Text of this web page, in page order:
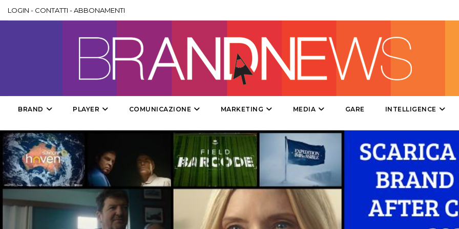
DESIGN
PUNTI VENDITA
CSR
LOGIN - CONTATTI -ABBONAMENTI
BRAND PLAYER COMUNICAZIONE MARKETING MEDIA GARE INTELLIGENCE